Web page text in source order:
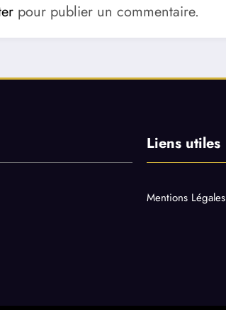
pour publier un commentaire.
Liens utiles
Mentions Légales